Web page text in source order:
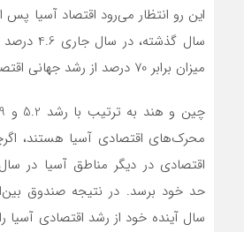
سال
میزان برابر 70 درصد از رشد جهانی اقتصاد است.
محرک‌های اقتصادی آسیا هستند،
اقتصادی در دیگر مناطق آسیا در
حد خود برسد. در نتیجه صندوق